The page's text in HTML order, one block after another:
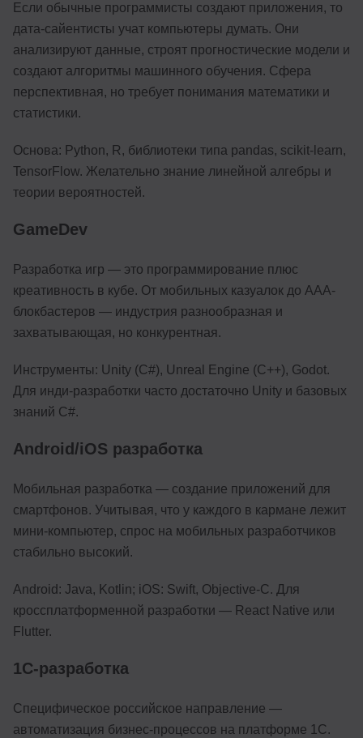
Если обычные программисты создают приложения, то
дата-сайентисты учат компьютеры думать. Они
анализируют данные, строят прогностические модели и
создают алгоритмы машинного обучения. Сфера
перспективная, но требует понимания математики и
статистики.
Основа: Python, R, библиотеки типа pandas, scikit-learn,
TensorFlow. Желательно знание линейной алгебры и
теории вероятностей.
GameDev
Разработка игр — это программирование плюс
креативность в кубе. От мобильных казуалок до AAA-
блокбастеров — индустрия разнообразная и
захватывающая, но конкурентная.
Инструменты: Unity (C#), Unreal Engine (C++), Godot.
Для инди-разработки часто достаточно Unity и базовых
знаний C#.
Android/iOS разработка
Мобильная разработка — создание приложений для
смартфонов. Учитывая, что у каждого в кармане лежит
мини-компьютер, спрос на мобильных разработчиков
стабильно высокий.
Android: Java, Kotlin; iOS: Swift, Objective-C. Для
кроссплатформенной разработки — React Native или
Flutter.
1С-разработка
Специфическое российское направление —
автоматизация бизнес-процессов на платформе 1С.